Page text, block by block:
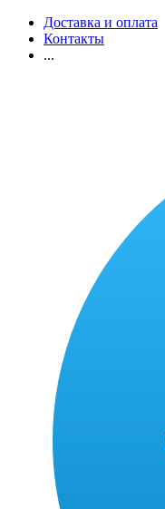
Доставка и оплата
Контакты
...